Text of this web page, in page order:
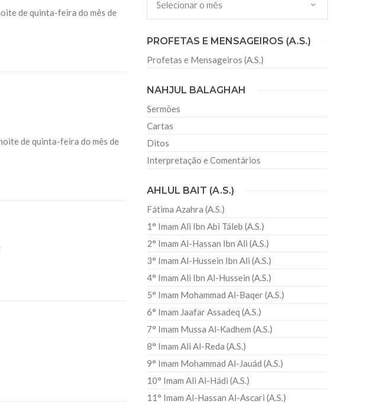
26 DE SETEMBRO DE 2014
Em nome de Deus, O Clemente, O Misericordioso! Parabenizamos a todos pela
jejuá-lo e recitar o livro divino. Deus disse em
PROFETAS E MENSAGEIROS (A.S.)
Profetas e Mensageiros (A.S.)
NAHJUL BALAGHAH
Sermões
Cartas
Ditos
Interpretação e Comentários
AHLUL BAIT (A.S.)
Fátima Azahra (A.S.)
1° Imam Ali Ibn Abi Táleb (A.S.)
2° Imam Al-Hassan Ibn Ali (A.S.)
3° Imam Al-Hussein Ibn Ali (A.S.)
4° Imam Ali Ibn Al-Hussein (A.S.)
5° Imam Mohammad Al-Baqer (A.S.)
6° Imam Jaafar Assadeq (A.S.)
7° Imam Mussa Al-Kadhem (A.S.)
8° Imam Ali Al-Reda (A.S.)
9° Imam Mohammad Al-Jauád (A.S.)
10° Imam Ali Al-Hádi (A.S.)
11° Imam Al-Hassan Al-Ascari (A.S.)